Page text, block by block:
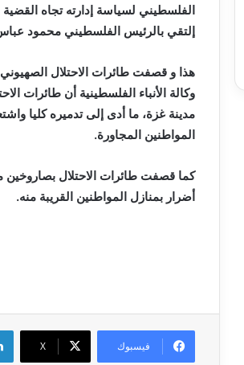
الفلسطيني لسياسة إدارته تجاه
إلتقي بالرئيس الفلسطيني محمود
هذا و قصفت طائرات الاحتلال
وكالة الأنباء الفلسطينية أن
مدينة غزة، ما أدى إلى تدميره كليا
المواطنين المجاورة.
كما قصفت طائرات الاحتلال
أضرار بمنازل المواطنين القريبة منه.
فيسبوك X